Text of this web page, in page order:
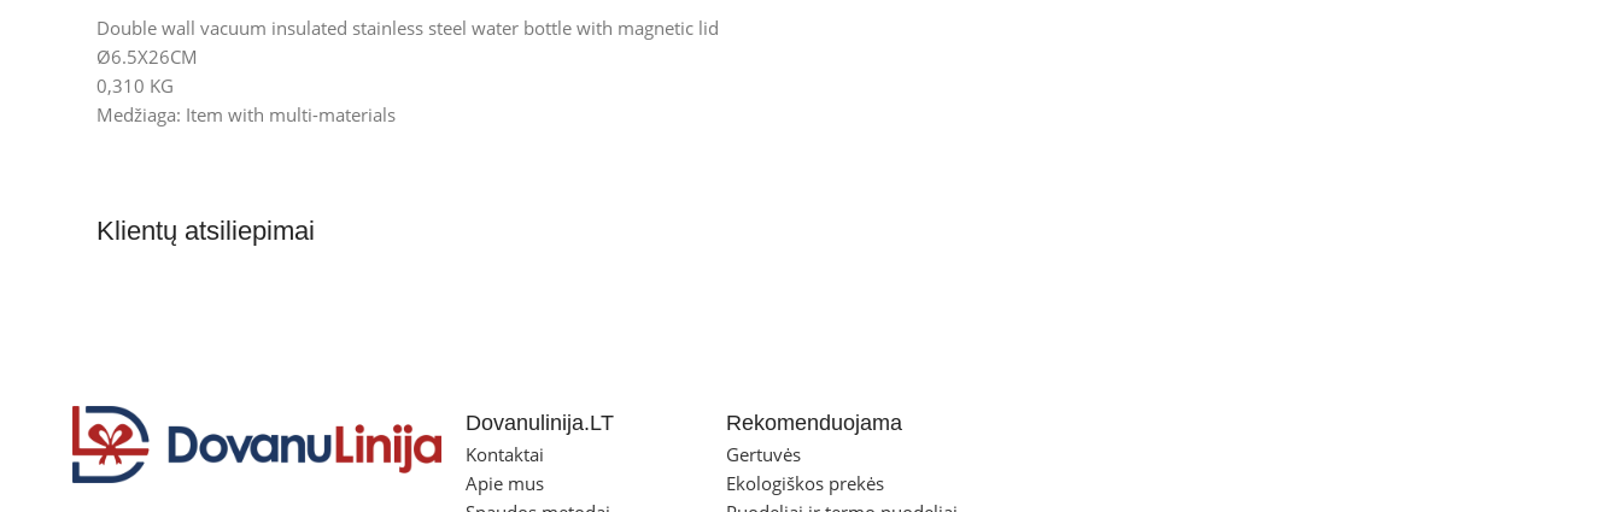
Double wall vacuum insulated stainless steel water bottle with magnetic lid
Ø6.5X26CM
0,310 KG
Medžiaga: Item with multi-materials
Klientų atsiliepimai
Dovanulinija.LT
Kontaktai
Apie mus
Rekomenduojama
Gertuvės
Ekologiškos prekės